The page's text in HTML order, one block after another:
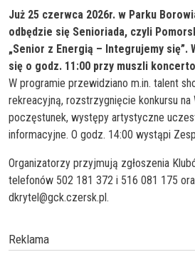
Już 25 czerwca 2026r. w Parku
odbędzie się Senioriada, czyli
„Senior z Energią – Integrujemy się”.
się o godz. 11:00 przy muszli
W programie przewidziano m.in. talent
rekreacyjną, rozstrzygnięcie konkursu na
poczęstunek, występy artystyczne
informacyjne. O godz. 14:00 wystąpi
Organizatorzy przyjmują zgłoszenia
telefonów 502 181 372 i 516 081 175
dkrytel@gck.czersk.pl.
Reklama